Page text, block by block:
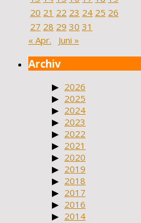
20 21 22 23 24 25 26
27 28 29 30 31
« Apr.
Juni »
Archiv
2026
2025
2024
2023
2022
2021
2020
2019
2018
2017
2016
2014